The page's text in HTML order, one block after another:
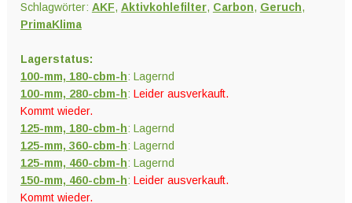
Schlagwörter: AKF, Aktivkohlefilter, Carbon, Geruch,
PrimaKlima
Lagerstatus:
100-mm, 180-cbm-h: Lagernd
100-mm, 280-cbm-h: Leider ausverkauft.
Kommt wieder.
125-mm, 180-cbm-h: Lagernd
125-mm, 360-cbm-h: Lagernd
125-mm, 460-cbm-h: Lagernd
150-mm, 460-cbm-h: Leider ausverkauft.
Kommt wieder.